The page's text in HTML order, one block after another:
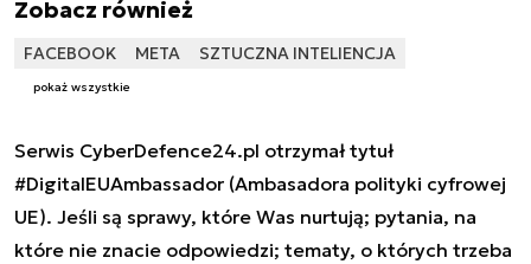
Zobacz również
FACEBOOK META SZTUCZNA INTELIENCJA
pokaż wszystkie
Serwis CyberDefence24.pl otrzymał tytuł
#DigitalEUAmbassador (Ambasadora polityki cyfrowej
UE). Jeśli są sprawy, które Was nurtują; pytania, na
które nie znacie odpowiedzi; tematy, o których trzeba